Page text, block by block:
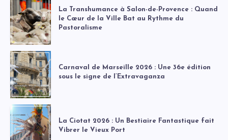
La Transhumance à Salon-de-Provence : Quand
le Cœur de la Ville Bat au Rythme du
Pastoralisme
Carnaval de Marseille 2026 : Une 36e édition
sous le signe de l’Extravaganza
La Ciotat 2026 : Un Bestiaire Fantastique fait
Vibrer le Vieux Port